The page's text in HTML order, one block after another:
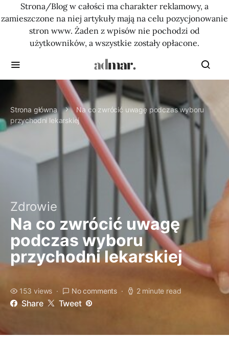
Strona/Blog w całości ma charakter reklamowy, a
zamieszczone na niej artykuły mają na celu pozycjonowanie
stron www. Żaden z wpisów nie pochodzi od
użytkowników, a wszystkie zostały opłacone.
Strona główna
Na co zwrócić uwagę podczas wyboru
przychodni lekarskiej
Zdrowie
Na co zwrócić uwagę
podczas wyboru
przychodni lekarskiej
153 views No comments 2 minute read
Share Tweet